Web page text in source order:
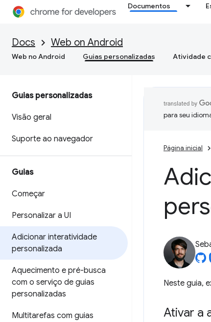
Documentos
Docs Web on Android
Web no Android Guias personalizadas Atividade
Guias personalizadas
Visão geral
Suporte ao navegador
Guias
Começar
Personalizar a UI
Adicionar interatividade
personalizada
Aquecimento e pré-busca
com o serviço de guias
personalizadas
Multitarefas com guias
para seu
Página inicial
Neste guia,
Ativar a